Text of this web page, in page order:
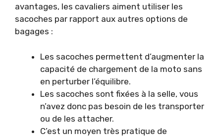
avantages, les cavaliers aiment utiliser les
sacoches par rapport aux autres options de
bagages :
Les sacoches permettent d’augmenter la
capacité de chargement de la moto sans
en perturber l’équilibre.
Les sacoches sont fixées à la selle, vous
n’avez donc pas besoin de les transporter
ou de les attacher.
C’est un moyen très pratique de